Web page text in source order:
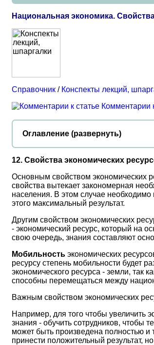
Национальная экономика.
Справочник / Конспекты лекций,
Комментарии
Оглавление (развернуть)
12. Свойства экономических
Основным свойством экономических
свойства вытекает закономерная
населения. В этом случае
этого максимальный результат.
Другим свойством экономических
- экономический ресурс, который на
свою очередь, знания составляют
Мобильность экономических
ресурсу степень мобильности будет
экономического ресурса - земли, так
способны перемещаться между
Важным свойством экономических
Например, для того чтобы увеличить
знания - обучить сотрудников, чтобы
может быть произведена полностью и
принести положительный результат,